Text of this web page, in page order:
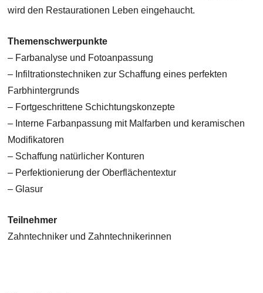
wird den Restaurationen Leben eingehaucht.
Themenschwerpunkte
– Farbanalyse und Fotoanpassung
– Infiltrationstechniken zur Schaffung eines perfekten
Farbhintergrunds
– Fortgeschrittene Schichtungskonzepte
– Interne Farbanpassung mit Malfarben und keramischen
Modifikatoren
– Schaffung natürlicher Konturen
– Perfektionierung der Oberflächentextur
– Glasur
Teilnehmer
Zahntechniker und Zahntechnikerinnen